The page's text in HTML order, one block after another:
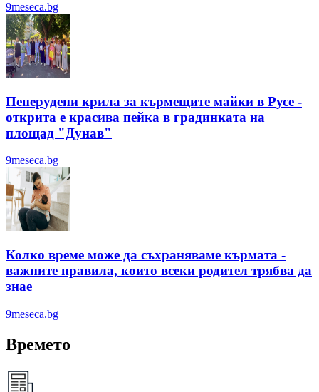
9meseca.bg
Пеперудени крила за кърмещите майки в Русе -
открита е красива пейка в градинката на
площад "Дунав"
9meseca.bg
Колко време може да съхраняваме кърмата -
важните правила, които всеки родител трябва да
знае
9meseca.bg
Времето